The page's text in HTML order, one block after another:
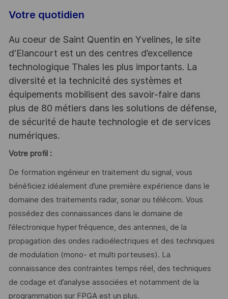
Votre quotidien
Au coeur de Saint Quentin en Yvelines, le site
d'Elancourt est un des centres d’excellence
technologique Thales les plus importants. La
diversité et la technicité des systèmes et
équipements mobilisent des savoir-faire dans
plus de 80 métiers dans les solutions de défense,
de sécurité de haute technologie et de services
numériques.
Votre profil :
De formation ingénieur en traitement du signal, vous
bénéficiez idéalement d’une première expérience dans le
domaine des traitements radar, sonar ou télécom. Vous
possédez des connaissances dans le domaine de
l’électronique hyperfréquence, des antennes, de la
propagation des ondes radioélectriques et des techniques
de modulation (mono- et multi porteuses). La
connaissance des contraintes temps réel, des techniques
de codage et d’analyse associées et notamment de la
programmation sur FPGA est un plus.